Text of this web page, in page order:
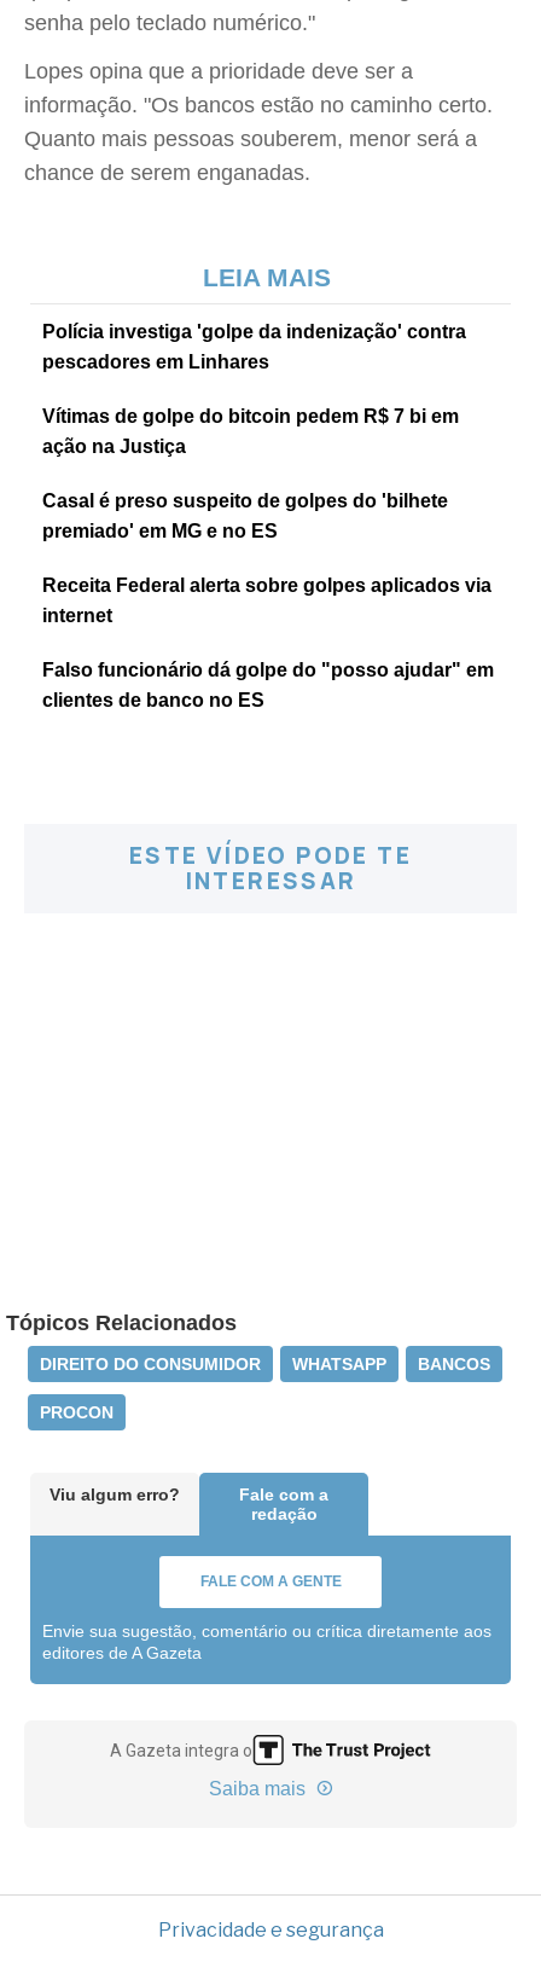
senha pelo teclado numérico."
Lopes opina que a prioridade deve ser a
informação. "Os bancos estão no caminho certo.
Quanto mais pessoas souberem, menor será a
chance de serem enganadas.
LEIA MAIS
Polícia investiga 'golpe da indenização' contra
pescadores em Linhares
Vítimas de golpe do bitcoin pedem R$ 7 bi em
ação na Justiça
Casal é preso suspeito de golpes do 'bilhete
premiado' em MG e no ES
Receita Federal alerta sobre golpes aplicados via
internet
Falso funcionário dá golpe do "posso ajudar" em
clientes de banco no ES
ESTE VÍDEO PODE TE
INTERESSAR
Tópicos Relacionados
DIREITO DO CONSUMIDOR WHATSAPP BANCOS
PROCON
Viu algum erro?
Fale com a
redação
FALE COM A GENTE
Envie sua sugestão, comentário ou crítica diretamente aos
editores de A Gazeta
A Gazeta integra o
Saiba mais
Privacidade e segurança